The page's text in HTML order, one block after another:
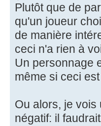
Plutôt que de
qu'un joueur
de manière
ceci n'a rien à
Un personnage
même si ceci
Ou alors, je vois
négatif: il